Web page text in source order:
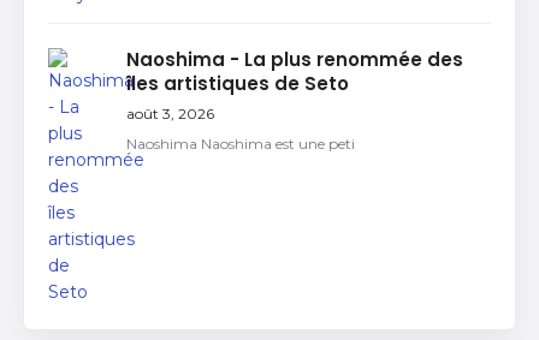
Naoshima - La plus renommée des
îles artistiques de Seto
août 3, 2026
Naoshima Naoshima est une peti